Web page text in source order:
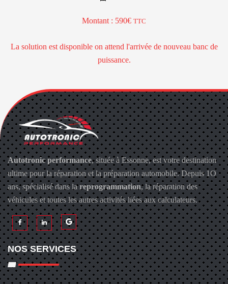
Montant : 590 TTC
La solution est disponible on attend l'arrivée de nouveau banc de
puissance.
Autotronic performance, située à Essonne, est votre destination
ultime pour la réparation et la préparation automobile. Depuis 1O
ans, spécialisé dans lareprogrammation, la réparation des
véhicules et toutes les autres activités liées aux calculateurs.
NOS SERVICES